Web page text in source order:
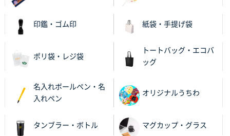
ワンポイント箔押し紙袋 M横サイズ(A4対応)100
価格と納期が希望に合ったから
神奈川県S社様
ワンポイント箔押し紙袋 M横サイズ(A4対応) 500
印鑑・ゴム印 紙袋・手提げ袋
ポリ袋・レジ袋
トートバッグ・エコバ
ッグ
名入れボールペン・名
入れペン
オリジナルうちわ
タンブラー・ボトル マグカップ・グラス